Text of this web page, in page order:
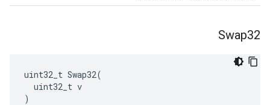
Swap32
uint32_t Swap32(
  uint32_t v
)